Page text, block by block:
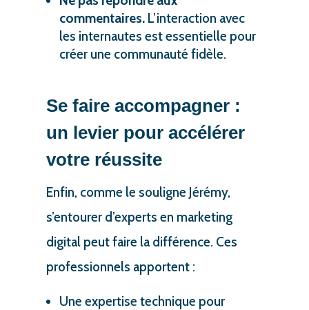
commentaires.L’interaction avec
les internautes est essentielle pour
créer une communauté fidèle.
Se faire accompagner :
un levier pour accélérer
votre réussite
Enfin, comme le souligne Jérémy,
s’entourer d’experts en marketing
digital peut faire la différence. Ces
professionnels apportent :
Une expertise technique pour